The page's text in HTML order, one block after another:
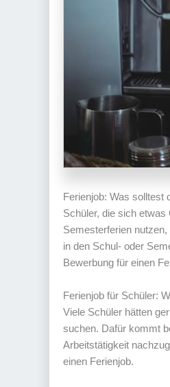
Ferienjob: Was solltest
Schüler, die sich
Semesterferien
in den Schul- oder
Bewerbung für einen
Ferienjob für Schüler:
Viele Schüler hätten
suchen. Dafür kommt
Arbeitstätigkeit
einen Ferienjob.